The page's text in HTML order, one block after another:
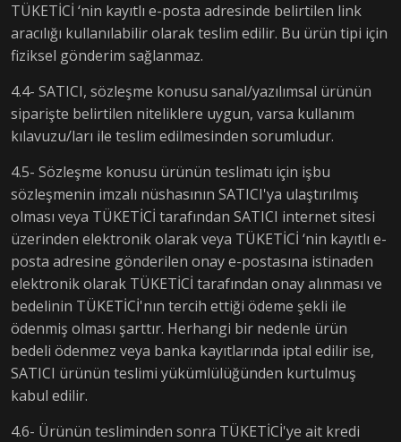
TÜKETİCİ ‘nin kayıtlı e-posta adresinde belirtilen link
aracılığı kullanılabilir olarak teslim edilir. Bu ürün tipi için
fiziksel gönderim sağlanmaz.
4.4- SATICI, sözleşme konusu sanal/yazılımsal ürünün
siparişte belirtilen niteliklere uygun, varsa kullanım
kılavuzu/ları ile teslim edilmesinden sorumludur.
4.5- Sözleşme konusu ürünün teslimatı için işbu
sözleşmenin imzalı nüshasının SATICI'ya ulaştırılmış
olması veya TÜKETİCİ tarafından SATICI internet sitesi
üzerinden elektronik olarak veya TÜKETİCİ ‘nin kayıtlı e-
posta adresine gönderilen onay e-postasına istinaden
elektronik olarak TÜKETİCİ tarafından onay alınması ve
bedelinin TÜKETİCİ'nın tercih ettiği ödeme şekli ile
ödenmiş olması şarttır. Herhangi bir nedenle ürün
bedeli ödenmez veya banka kayıtlarında iptal edilir ise,
SATICI ürünün teslimi yükümlülüğünden kurtulmuş
kabul edilir.
4.6- Ürünün tesliminden sonra TÜKETİCİ'ye ait kredi